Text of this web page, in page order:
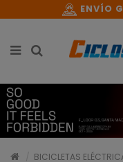
ENVÍO
BICICLETAS